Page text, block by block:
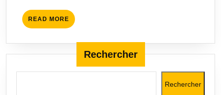
READ MORE READ
MORE
Rechercher
Rechercher